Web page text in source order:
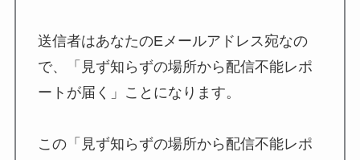
送信者はあなたのEメールアドレス宛なの
で、「見ず知らずの場所から配信不能レポ
ートが届く」ことになります。
この「見ず知らずの場所から配信不能レポ